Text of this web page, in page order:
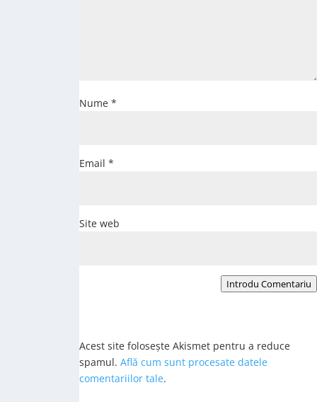
Nume *
Email *
Site web
Introdu Comentariu
Acest site folosește Akismet pentru a reduce
spamul. Află cum sunt procesate datele
comentariilor tale.